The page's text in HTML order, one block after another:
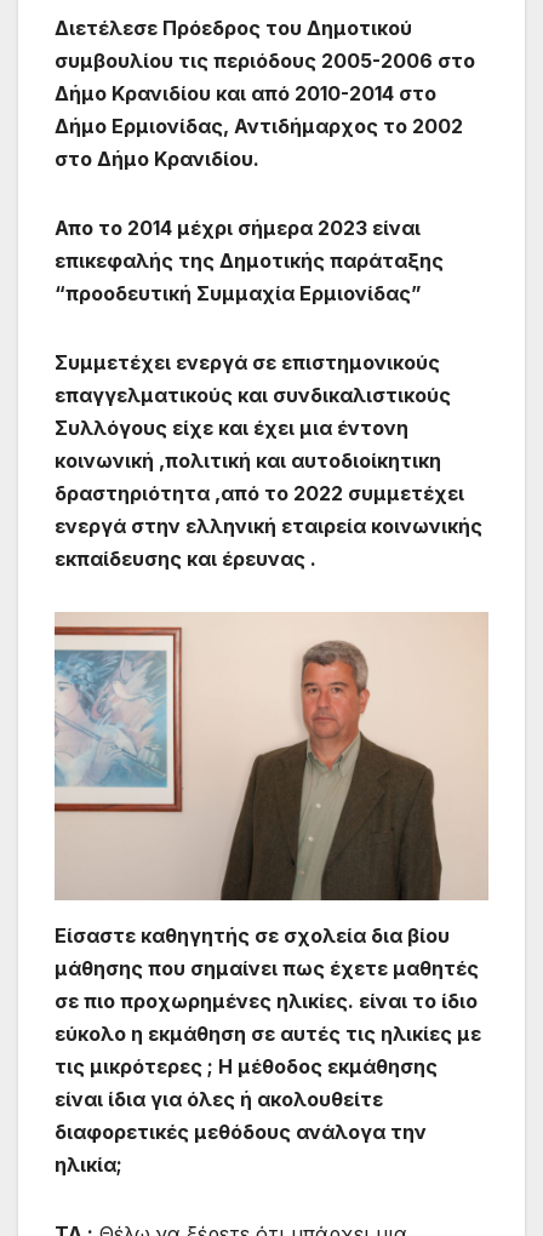
Διετέλεσε Πρόεδρος του Δημοτικού
συμβουλίου τις περιόδους 2005-2006 στο
Δήμο Κρανιδίου και από 2010-2014 στο
Δήμο Ερμιονίδας, Αντιδήμαρχος το 2002
στο Δήμο Κρανιδίου.
Απο το 2014 μέχρι σήμερα 2023 είναι
επικεφαλής της Δημοτικής παράταξης
“προοδευτική Συμμαχία Ερμιονίδας”
Συμμετέχει ενεργά σε επιστημονικούς
επαγγελματικούς και συνδικαλιστικούς
Συλλόγους είχε και έχει μια έντονη
κοινωνική ,πολιτική και αυτοδιοίκητικη
δραστηριότητα ,από το 2022 συμμετέχει
ενεργά στην ελληνική εταιρεία κοινωνικής
εκπαίδευσης και έρευνας .
Είσαστε καθηγητής σε σχολεία δια βίου
μάθησης που σημαίνει πως έχετε μαθητές
σε πιο προχωρημένες ηλικίες. είναι το ίδιο
εύκολο η εκμάθηση σε αυτές τις ηλικίες με
τις μικρότερες ; Η μέθοδος εκμάθησης
είναι ίδια για όλες ή ακολουθείτε
διαφορετικές μεθόδους ανάλογα την
ηλικία;